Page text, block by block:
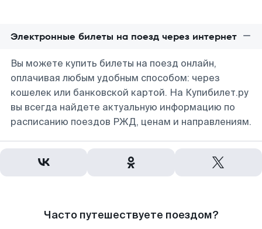
Электронные билеты на поезд через интернет
Вы можете купить билеты на поезд онлайн,
оплачивая любым удобным способом: через
кошелек или банковской картой. На Купибилет.ру
вы всегда найдете актуальную информацию по
расписанию поездов РЖД, ценам и направлениям.
Часто путешествуете поездом?